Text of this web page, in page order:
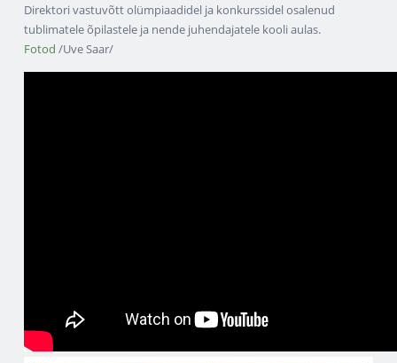
Direktori vastuvõtt olümpiaadidel ja konkurssidel osalenud
tublimatele õpilastele ja nende juhendajatele kooli aulas.
Fotod /Uve Saar/